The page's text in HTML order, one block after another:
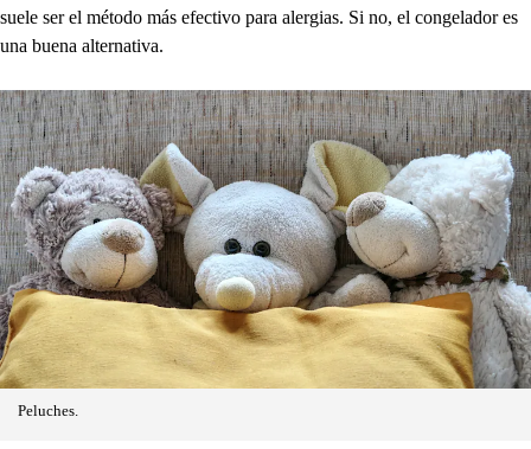
suele ser el método más efectivo para alergias. Si no, el congelador es
una buena alternativa.
Peluches.